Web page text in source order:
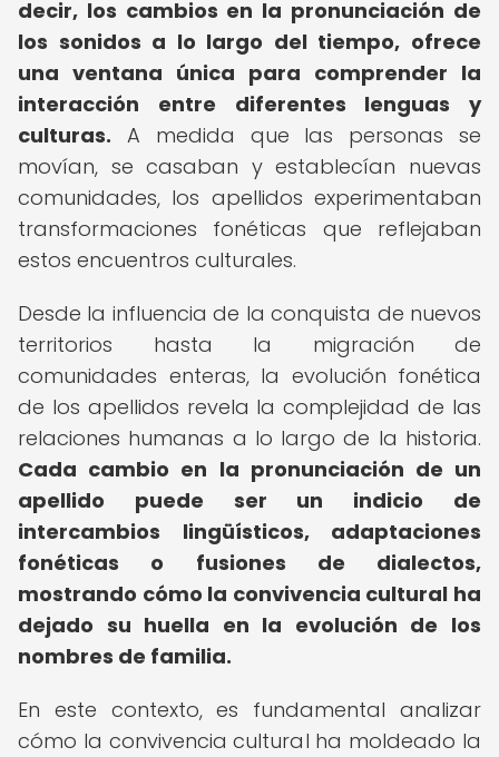
decir, los cambios en la pronunciación de
los sonidos a lo largo del tiempo, ofrece
una ventana única para comprender la
interacción entre diferentes lenguas y
culturas. A medida que las personas se
movían, se casaban y establecían nuevas
comunidades, los apellidos experimentaban
transformaciones fonéticas que reflejaban
estos encuentros culturales.
Desde la influencia de la conquista de nuevos
territorios hasta la migración de
comunidades enteras, la evolución fonética
de los apellidos revela la complejidad de las
relaciones humanas a lo largo de la historia.
Cada cambio en la pronunciación de un
apellido puede ser un indicio de
intercambios lingüísticos, adaptaciones
fonéticas o fusiones de dialectos,
mostrando cómo la convivencia cultural ha
dejado su huella en la evolución de los
nombres de familia.
En este contexto, es fundamental analizar
cómo la convivencia cultural ha moldeado la